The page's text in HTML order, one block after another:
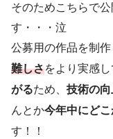
そのためこちらで
す・・・泣
公募用の作品を制作
難しさをより実感し
がるため、 技術の向
んとか今年中にど
す！！